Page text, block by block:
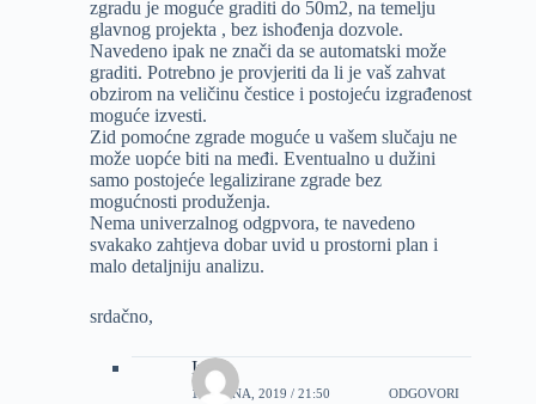
zgradu je moguće graditi do 50m2, na temelju
glavnog projekta , bez ishođenja dozvole.
Navedeno ipak ne znači da se automatski može
graditi. Potrebno je provjeriti da li je vaš zahvat
obzirom na veličinu čestice i postojeću izgrađenost
moguće izvesti.
Zid pomoćne zgrade moguće u vašem slučaju ne
može uopće biti na međi. Eventualno u dužini
samo postojeće legalizirane zgrade bez
mogućnosti produženja.
Nema univerzalnog odgpvora, te navedeno
svakako zahtjeva dobar uvid u prostorni plan i
malo detaljniju analizu.
srdačno,
Ivan
14 RUJNA, 2019 / 21:50 ODGOVORI